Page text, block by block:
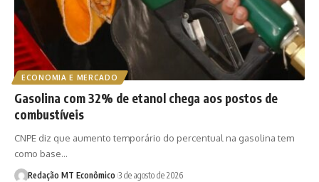
ECONOMIA E MERCADO
Gasolina com 32% de etanol chega aos postos de
combustíveis
CNPE diz que aumento temporário do percentual na gasolina tem
como base…
Redação MT Econômico 3 de agosto de 2026